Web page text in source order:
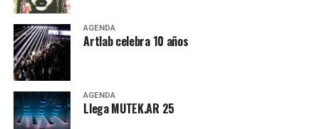
AGENDA
Artlab celebra 10 años
AGENDA
Llega MUTEK.AR 25